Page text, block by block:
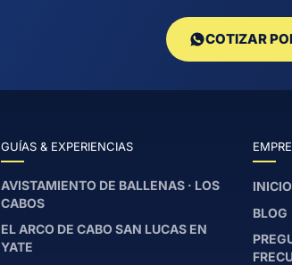
COTIZAR
GUÍAS & EXPERIENCIAS
AVISTAMIENTO DE BALLENAS · LOS
CABOS
EL ARCO DE CABO SAN LUCAS EN
YATE
INICIO
BLOG